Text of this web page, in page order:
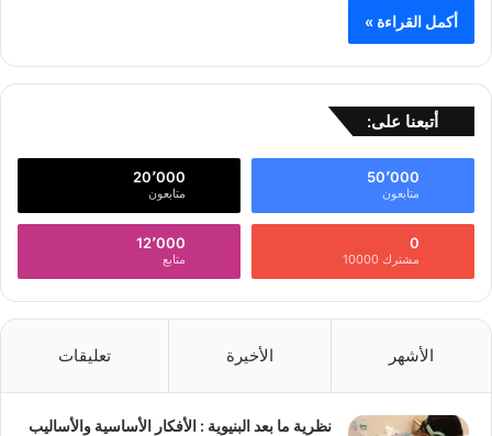
أكمل القراءة »
أتبعنا على:
50٬000
متابعون
20٬000
متابعون
0
مشترك 10000
12٬000
متابع
الأشهر الأخيرة تعليقات
نظرية ما بعد البنيوية : الأفكار الأساسية والأساليب